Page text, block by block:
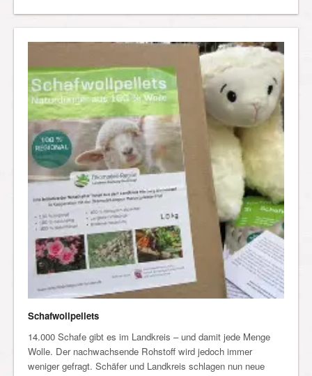
Schafwollpellets
14.000 Schafe gibt es im Landkreis – und damit jede Menge
Wolle. Der nachwachsende Rohstoff wird jedoch immer
weniger gefragt. Schäfer und Landkreis schlagen nun neue